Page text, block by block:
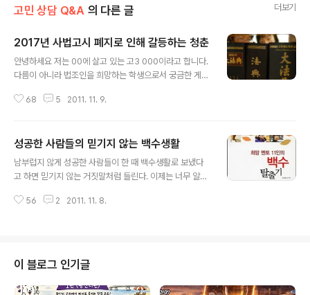
고민 상담 Q&A 의 다른 글 더보기
2017년 사법고시 폐지로 인해 갈등하는 청춘
안녕하세요 저는 00에 살고 있는 고3 000이라고 합니다.
다름이 아니라 법조인을 희망하는 학생으로서 궁금한 게
조인이 너무 되고 싶은데 이제와서 제 능력을 의심해야 되
라서 로스쿨은 꿈에도 못 꾸고 있습니다. 법학과목 35학점
도 이수해야하고 토익도 700이상 만들어야 하구,,제 성격
상 끈기가 있고 꼭 20대 전부를 바쳐서라고 인생에 한번은
사법고시 합격하신 분들 보면 대부분 5년 이상이시더라구
68 5 2011. 11. 9.
성공한 사람들의 믿기지 않는 백수생활
남부럽지 않게 성공한 사람들이 한 때 백수생활로 보냈다
고 하면 믿기지 않는 거짓말처럼 들린다. 이제는 너무 알려
사장. 그는 대학 졸업 후 한 이벤트 회사에 취업한 평범한
일 같이 정장을 다려 입고 한강에 나가 유유히 흐르는 강물
을 보며 소주를 삼키는 것이 일상이 됐다고 한다. 희망도,
꿈도, 열정도 없던 시절. 소주 안주를 사러 가게를 찾다가
56 2 2011. 11. 8.
이 블로그 인기글